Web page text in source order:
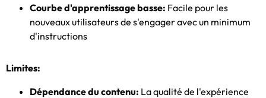
Courbe d'apprentissage basse: Facile pour les
nouveaux utilisateurs de s'engager avec un minimum
d'instructions
Limites:
Dépendance du contenu: La qualité de l'expérience